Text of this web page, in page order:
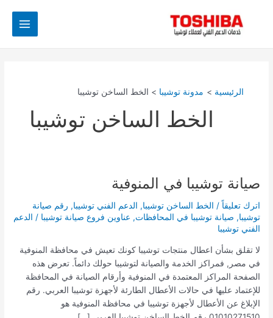
Main
الرئيسية مدونة توشيبا الخط الساخن توشيبا
الخط الساخن توشيبا
صيانة توشيبا في المنوفية
اترك تعليقاً / الخط الساخن توشيبا, الدعم الفني توشيبا, رقم صيانة
توشيبا, صيانة توشيبا في المحافظات, عناوين فروع صيانة توشيبا / الدعم
الفني توشيبا
لا تقلق بشأن اعطال منتجات توشيبا كونك تعيش في محافظة المنوفية
في مصر, فمراكز الخدمة والصيانة لتوشيبا حولك دائماً. تعرض هذه
الصفحة المراكز المعتمدة في المنوفية وأرقام الصيانة في المحافظة
للإعتماد عليها في حالات الأعطال الطارئة لأجهزة توشيبا العربي. رقم
الإبلاغ عن الأعطال لأجهزة توشيبا في محافظة المنوفية هو
صيانة
توشيبا
في
المنوفية